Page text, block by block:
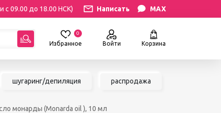
с 09.00 до 18.00 НСК) Написать MAX
Избранное
0
Войти Корзина
шугаринг/депиляция распродажа
монарды (Monarda oil ), 10 мл